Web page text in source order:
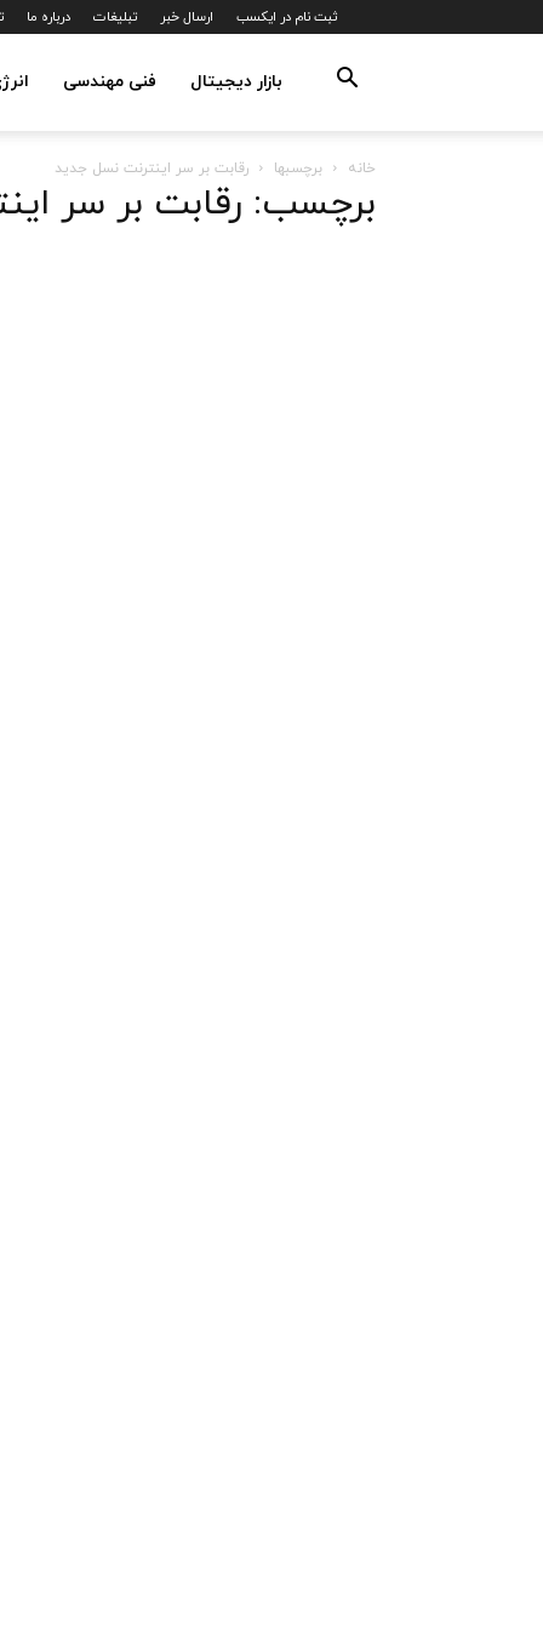
ثبت نام در ایکسب ارسال خبر تبلیغات درباره ما
فنی مهندسی بازار دیجیتال
خانه برچسبها رقابت بر سر اینترنت نسل جدید
برچسب: رقابت بر سر